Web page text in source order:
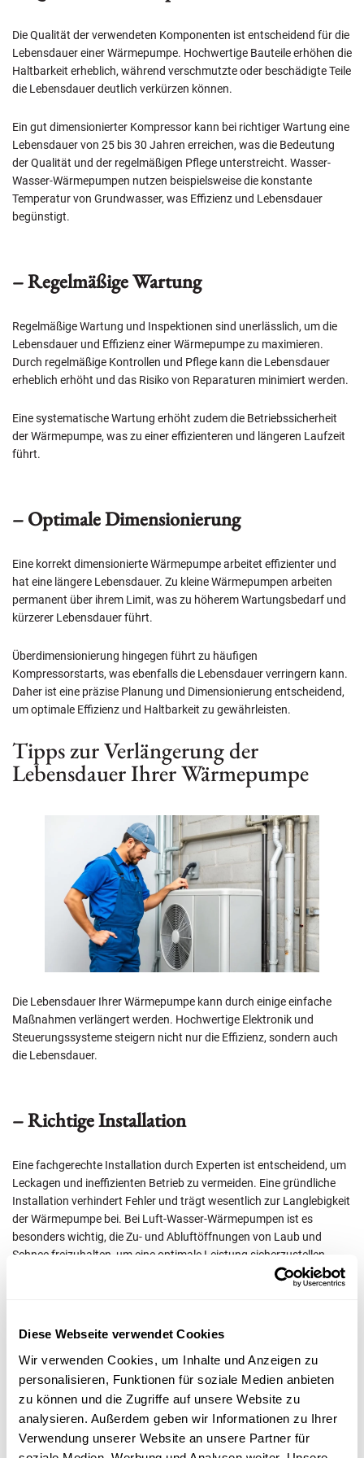
Diese Webseite verwendet Cookies
Wir verwenden Cookies, um Inhalte und Anzeigen zu
personalisieren, Funktionen für soziale Medien anbieten
zu können und die Zugriffe auf unsere Website zu
analysieren. Außerdem geben wir Informationen zu Ihrer
Verwendung unserer Website an unsere Partner für
Die Qualität der verwendeten Komponenten ist entscheidend für die
Lebensdauer einer Wärmepumpe. Hochwertige Bauteile erhöhen die
Haltbarkeit erheblich, während verschmutzte oder beschädigte Teile
die Lebensdauer deutlich verkürzen können.
Ein gut dimensionierter Kompressor kann bei richtiger Wartung eine
Lebensdauer von 25 bis 30 Jahren erreichen, was die Bedeutung
der Qualität und der regelmäßigen Pflege unterstreicht. Wasser-
Wasser-Wärmepumpen nutzen beispielsweise die konstante
Temperatur von Grundwasser, was Effizienz und Lebensdauer
begünstigt.
– Regelmäßige Wartung
Regelmäßige Wartung und Inspektionen sind unerlässlich, um die
Lebensdauer und Effizienz einer Wärmepumpe zu maximieren.
Durch regelmäßige Kontrollen und Pflege kann die Lebensdauer
erheblich erhöht und das Risiko von Reparaturen minimiert werden.
Eine systematische Wartung erhöht zudem die Betriebssicherheit
der Wärmepumpe, was zu einer effizienteren und längeren Laufzeit
führt.
– Optimale Dimensionierung
Eine korrekt dimensionierte Wärmepumpe arbeitet effizienter und
hat eine längere Lebensdauer. Zu kleine Wärmepumpen arbeiten
permanent über ihrem Limit, was zu höherem Wartungsbedarf und
kürzerer Lebensdauer führt.
Überdimensionierung hingegen führt zu häufigen
Kompressorstarts, was ebenfalls die Lebensdauer verringern kann.
Daher ist eine präzise Planung und Dimensionierung entscheidend,
um optimale Effizienz und Haltbarkeit zu gewährleisten.
Tipps zur Verlängerung der
Lebensdauer Ihrer Wärmepumpe
Die Lebensdauer Ihrer Wärmepumpe kann durch einige einfache
Maßnahmen verlängert werden. Hochwertige Elektronik und
Steuerungssysteme steigern nicht nur die Effizienz, sondern auch
die Lebensdauer.
– Richtige Installation
Eine fachgerechte Installation durch Experten ist entscheidend, um
Leckagen und ineffizienten Betrieb zu vermeiden. Eine gründliche
Installation verhindert Fehler und trägt wesentlich zur Langlebigkeit
der Wärmepumpe bei. Bei Luft-Wasser-Wärmepumpen ist es
besonders wichtig, die Zu- und Abluftöffnungen von Laub und
Schnee freizuhalten, um eine optimale Leistung sicherzustellen.
Eine jährliche Inspektion durch einen Fachmann gewährleistet, dass
alle Komponenten der Wärmepumpe ordnungsgemäß
funktionieren. Ein regelmäßiger Reinigungs- und
Entlüftungsprozess ist notwendig, um die Effizienz der
Wärmepumpe aufrechtzuerhalten.